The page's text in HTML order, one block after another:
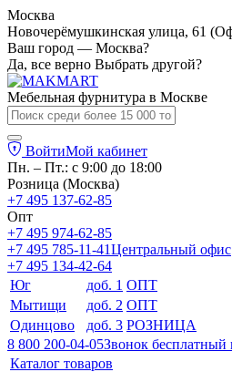
Москва
Новочерёмушкинская улица, 61
Ваш город — Москва?
Да, все верно Выбрать другой?
Мебельная фурнитура в Москве
ВойтиМой кабинет
Пн. – Пт.: с 9:00 до 18:00
Розница (Москва)
+7 495 137-62-85
Опт
+7 495 974-62-85
+7 495 785-11-41Центральный офис
+7 495 134-42-64
Юг
доб. 1 ОПТ
Мытищи
доб. 2 ОПТ
Одинцово
доб. 3 РОЗНИЦА
8 800 200-04-05Звонок бесплатный
Каталог товаров